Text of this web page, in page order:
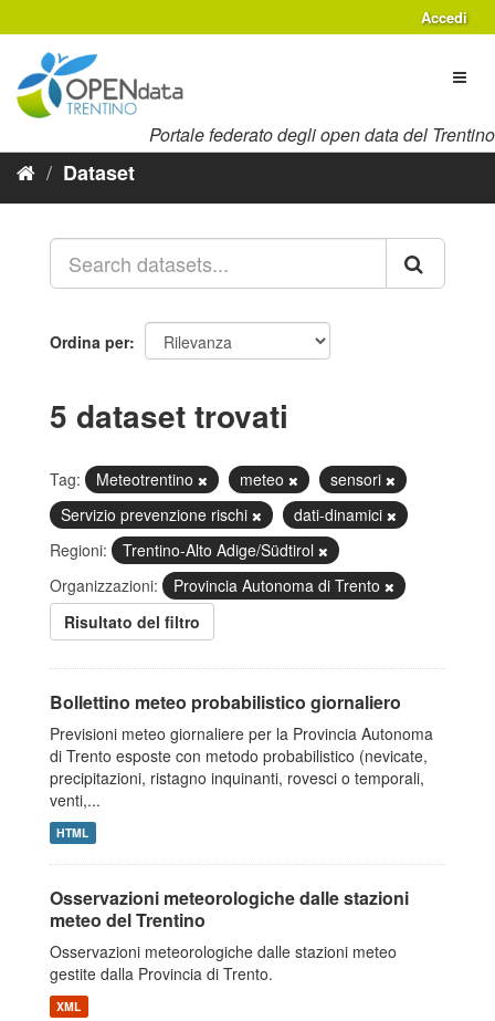
al
contenuto
Accedi
Portale federato degli open data del Trentino
Dataset
Ordina per
5 dataset trovati
Tag: Meteotrentino meteo
sensori
Servizio prevenzione rischi
dati-dinamici
Regioni:
Trentino-Alto Adige/Südtirol
Organizzazioni:
Provincia Autonoma di Trento
Risultato del filtro
Bollettino meteo probabilistico giornaliero
Previsioni meteo giornaliere per la Provincia Autonoma
di Trento esposte con metodo probabilistico (nevicate,
precipitazioni, ristagno inquinanti, rovesci o temporali,
venti,...
HTML
Osservazioni meteorologiche dalle stazioni
meteo del Trentino
Osservazioni meteorologiche dalle stazioni meteo
gestite dalla Provincia di Trento.
XML